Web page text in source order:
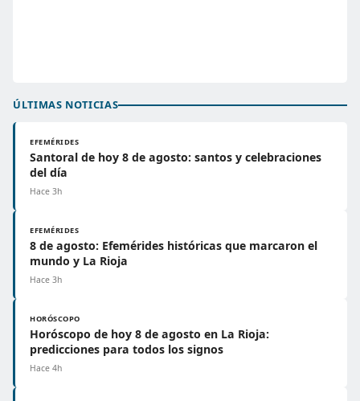
ÚLTIMAS NOTICIAS
EFEMÉRIDES
Santoral de hoy 8 de agosto: santos y celebraciones
del día
Hace 3h
EFEMÉRIDES
8 de agosto: Efemérides históricas que marcaron el
mundo y La Rioja
Hace 3h
HORÓSCOPO
Horóscopo de hoy 8 de agosto en La Rioja:
predicciones para todos los signos
Hace 4h